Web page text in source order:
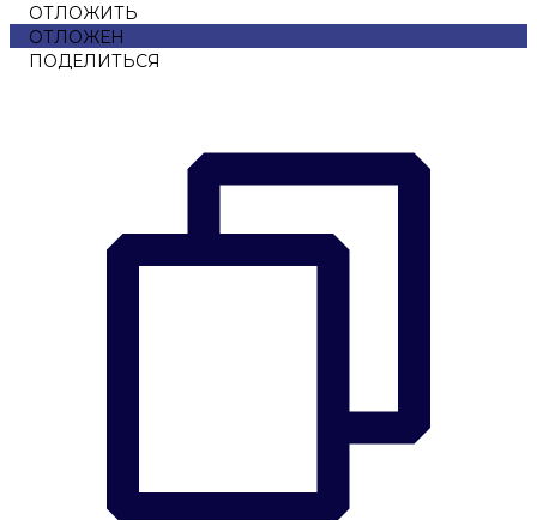
ОТЛОЖИТЬ
ОТЛОЖЕН
ПОДЕЛИТЬСЯ